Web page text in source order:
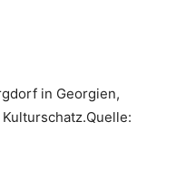
in Georgien,